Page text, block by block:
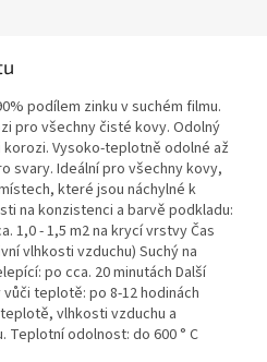
podílem zinku v suchém filmu.
pro všechny čisté kovy. Odolný
Vysoko-teplotně odolné až
svary. Ideální pro všechny kovy,
které jsou náchylné k
na konzistenci a barvě podkladu:
1,0 - 1,5 m2 na krycí vrstvy Čas
vlhkosti vzduchu) Suchý na
po cca. 20 minutách Další
teplotě: po 8-12 hodinách
vlhkosti vzduchu a
odolnost: do 600 ° C